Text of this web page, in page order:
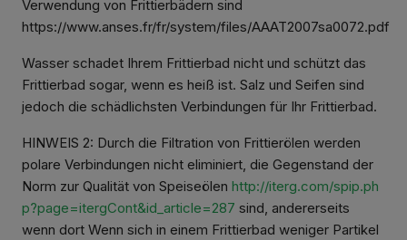
Verwendung von Frittierbädern sind
https://www.anses.fr/fr/system/files/AAAT2007sa0072.pdf
Wasser schadet Ihrem Frittierbad nicht und schützt das
Frittierbad sogar, wenn es heiß ist. Salz und Seifen sind
jedoch die schädlichsten Verbindungen für Ihr Frittierbad.
HINWEIS 2: Durch die Filtration von Frittierölen werden
polare Verbindungen nicht eliminiert, die Gegenstand der
Norm zur Qualität von Speiseölen http://iterg.com/spip.ph
p?page=itergCont&id_article=287 sind, andererseits
wenn dort Wenn sich in einem Frittierbad weniger Partikel